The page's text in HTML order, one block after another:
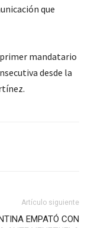
que
primer mandatario
desde la
Artículo siguiente
EMPATÓ CON